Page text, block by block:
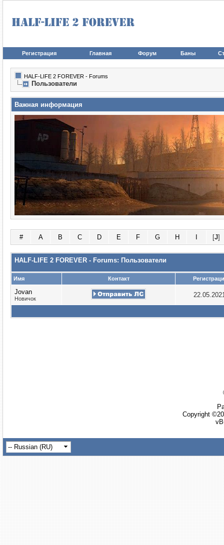
Регистрация Главная Форум Баны
HALF-LIFE 2 FOREVER - Forums
Пользователи
Важная информация
# A B C D E F G H [J]
HALF-LIFE 2 FOREVER - Forums: Пользователи
Имя Контакт
Jovan
Новичок
Copyright